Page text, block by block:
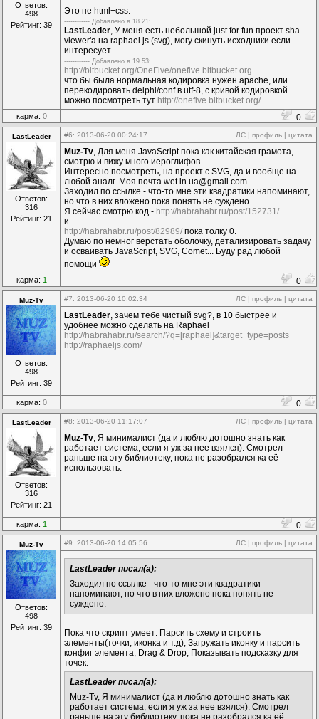
Ответов:
498
Рейтинг: 39
Это не html+css.
------------ Дoбавленo в 18.21:
LastLeader, У меня есть небольшой just for fun проект sha
viewer'a на raphael js (svg), могу скинуть исходники если
интересует.
------------ Дoбавленo в 19.53:
http://bitbucket.org/OneFive/onefive.bitbucket.org
что бы была нормальная кодировка нужен apache, или
перекодировать delphi/conf в utf-8, с кривой кодировкой
можно посмотреть тут http://onefive.bitbucket.org/
карма: 0 0
LastLeader
Ответов:
316
Рейтинг: 21
#6: 2013-06-20 00:24:17 ЛС | профиль | цитата
Muz-Tv, Для меня JavaScript пока как китайская грамота,
смотрю и вижу много иероглифов.
Интересно посмотреть, на проект с SVG, да и вообще на
любой аналг. Моя почта wet.in.ua@gmail.com
Заходил по ссылке - что-то мне эти квадратики напоминают,
но что в них вложено пока понять не суждено.
Я сейчас смотрю код - http://habrahabr.ru/post/152731/
и
http://habrahabr.ru/post/82989/ пока толку 0.
Думаю по немног верстать оболочку, детализировать задачу
и осваивать JavaScript, SVG, Comet... Буду рад любой
помощи
карма: 1 0
Muz-Tv
Ответов:
498
Рейтинг: 39
#7: 2013-06-20 10:02:34 ЛС | профиль | цитата
LastLeader, зачем тебе чистый svg?, в 10 быстрее и
удобнее можно сделать на Raphael
http://habrahabr.ru/search/?q=[raphael]&target_type=posts
http://raphaeljs.com/
карма: 0 0
LastLeader
Ответов:
316
Рейтинг: 21
#8: 2013-06-20 11:17:07 ЛС | профиль | цитата
Muz-Tv, Я минималист (да и люблю дотошно знать как
работает система, если я уж за нее взялся). Смотрел
раньше на эту библиотеку, пока не разобрался ка её
использовать.
карма: 1 0
Muz-Tv
Ответов:
498
Рейтинг: 39
#9: 2013-06-20 14:05:56 ЛС | профиль | цитата
LastLeader писал(а):
Заходил по ссылке - что-то мне эти квадратики
напоминают, но что в них вложено пока понять не
суждено.
Пока что скрипт умеет: Парсить схему и строить
элементы(точки, иконка и т.д), Загружать иконку и парсить
конфиг элемента, Drag & Drop, Показывать подсказку для
точек.
LastLeader писал(а):
Muz-Tv, Я минималист (да и люблю дотошно знать как
работает система, если я уж за нее взялся). Смотрел
раньше на эту библиотеку, пока не разобрался ка её